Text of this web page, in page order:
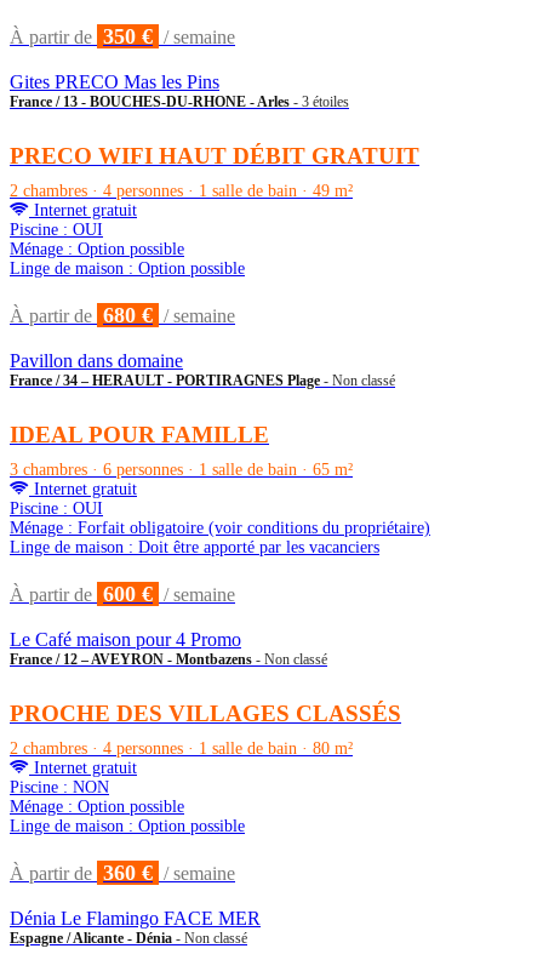
À partir de 350 € / semaine
Gites PRECO Mas les Pins
France / 13 - BOUCHES-DU-RHONE - Arles - 3 étoiles
PRECO WIFI HAUT DÉBIT GRATUIT
2 chambres · 4 personnes · 1 salle de bain · 49 m²
Internet gratuit
Piscine : OUI
Ménage : Option possible
Linge de maison : Option possible
À partir de 680 € / semaine
Pavillon dans domaine
France / 34 – HERAULT - PORTIRAGNES Plage - Non classé
IDEAL POUR FAMILLE
3 chambres · 6 personnes · 1 salle de bain · 65 m²
Internet gratuit
Piscine : OUI
Ménage : Forfait obligatoire (voir conditions du propriétaire)
Linge de maison : Doit être apporté par les vacanciers
À partir de 600 € / semaine
Le Café maison pour 4 Promo
France / 12 – AVEYRON - Montbazens - Non classé
PROCHE DES VILLAGES CLASSÉS
2 chambres · 4 personnes · 1 salle de bain · 80 m²
Internet gratuit
Piscine : NON
Ménage : Option possible
Linge de maison : Option possible
À partir de 360 € / semaine
Dénia Le Flamingo FACE MER
Espagne / Alicante - Dénia - Non classé